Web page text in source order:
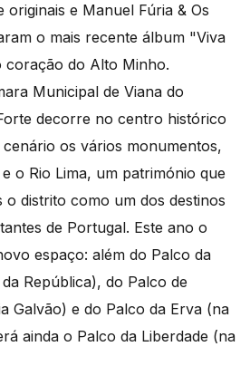
originais e Manuel Fúria & Os
o mais recente álbum "Viva
coração do Alto Minho.
Municipal de Viana do
decorre no centro histórico
os vários monumentos,
o Rio Lima, um património que
o distrito como um dos destinos
de Portugal. Este ano o
espaço: além do Palco da
República), do Palco de
Galvão) e do Palco da Erva (na
ainda o Palco da Liberdade (na